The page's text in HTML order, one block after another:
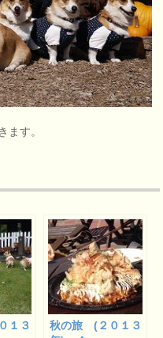
ます。
１３
秋の旅 (２０１３